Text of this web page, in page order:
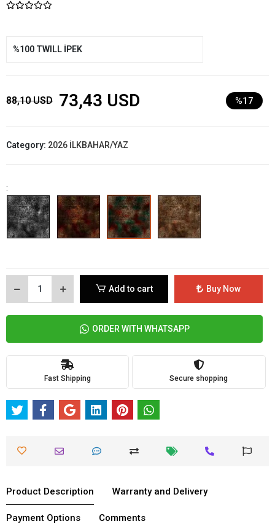
%100 TWILL İPEK
88,10 USD 73,43 USD %17
Category: 2026 İLKBAHAR/YAZ
:
Add to cart Buy Now
ORDER WITH WHATSAPP
Fast Shipping Secure shopping
Product Description Warranty and Delivery
Payment Options Comments